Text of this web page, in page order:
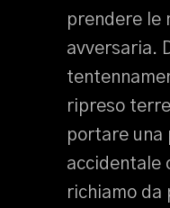
prendere le
avversaria.
ripreso
portare una
accidentale
richiamo da